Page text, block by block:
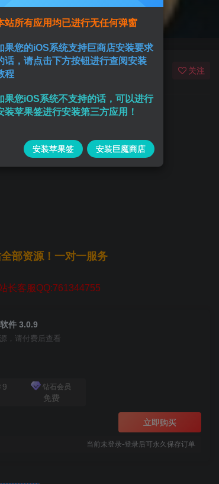
关注
部资源！一对一服务
长客服QQ:761344755
件 3.0.9
，请付费后查看
9 钻石会员
免费
立即购买
当前未登录-登录后可永久保存订单
站所有应用均已进行无任何弹窗
果您的iOS系统支持巨商店安装要求
话，请点击下方按钮进行查阅安装
程
果您iOS系统不支持的话，可以进行
装苹果签进行安装第三方应用！
安装苹果签 安装巨魔商店